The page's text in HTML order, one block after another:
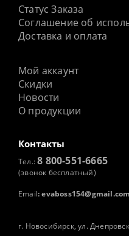
Статус Заказа
Соглашение об
Доставка и оплата
Мой аккаунт
Скидки
Новости
О продукции
Контакты
Тел.:8 800-551-6665
(звонок бесплатный)
Email: evaboss154@gmail.com
г. Новосибирск, ул.